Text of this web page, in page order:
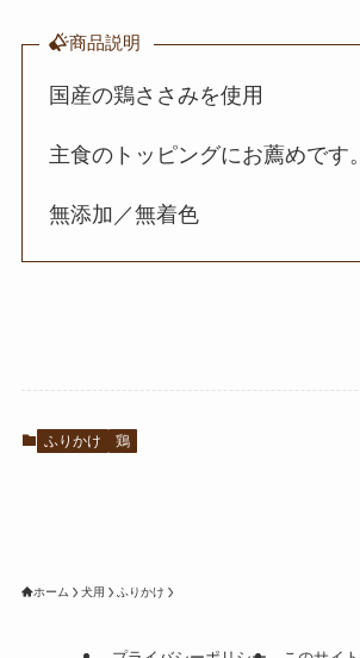
商品説明
国産の鶏ささみを使用
主食のトッピングにお薦めです。
無添加／無着色
ふりかけ 鶏
ホーム 犬用 ふりかけ